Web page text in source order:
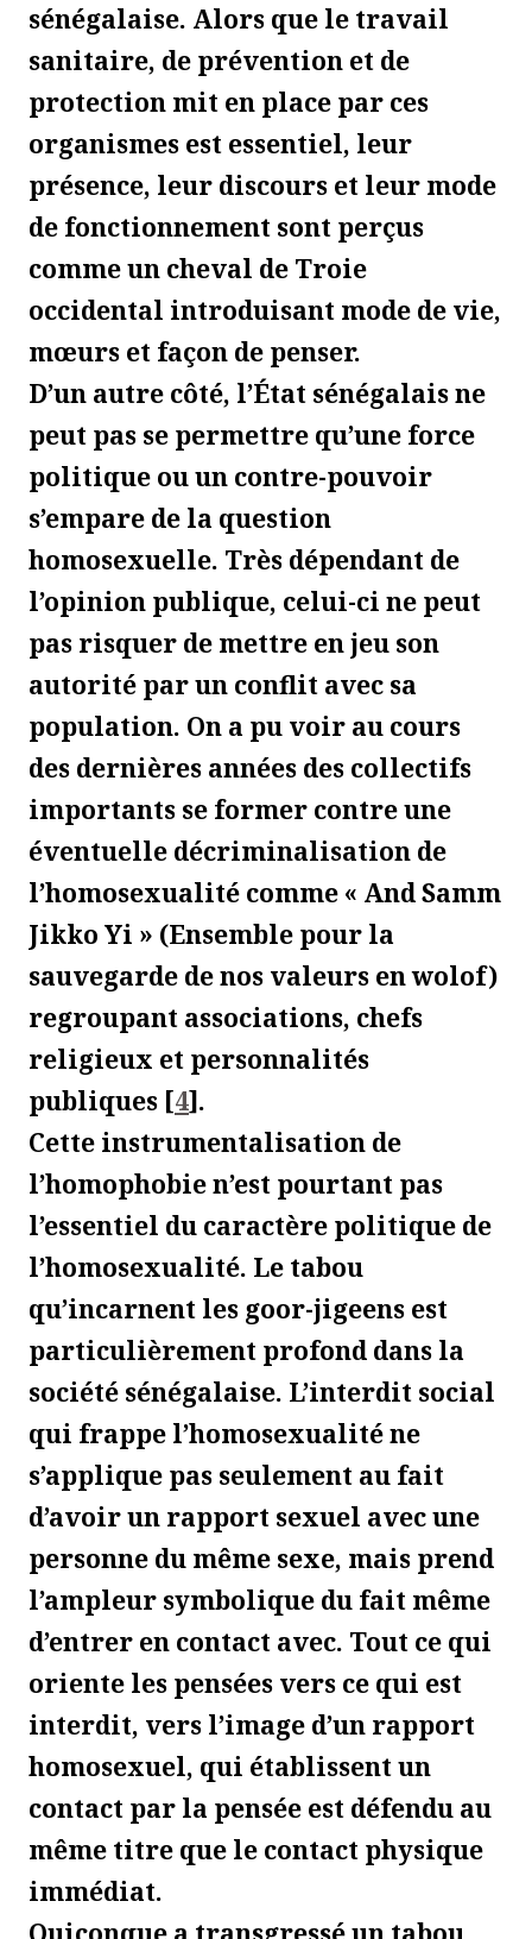
sénégalaise. Alors que le travail
sanitaire, de prévention et de
protection mit en place par ces
organismes est essentiel, leur
présence, leur discours et leur mode
de fonctionnement sont perçus
comme un cheval de Troie
occidental introduisant mode de vie,
mœurs et façon de penser.
D’un autre côté, l’État sénégalais ne
peut pas se permettre qu’une force
politique ou un contre-pouvoir
s’empare de la question
homosexuelle. Très dépendant de
l’opinion publique, celui-ci ne peut
pas risquer de mettre en jeu son
autorité par un conflit avec sa
population. On a pu voir au cours
des dernières années des collectifs
importants se former contre une
éventuelle décriminalisation de
l’homosexualité comme « And Samm
Jikko Yi » (Ensemble pour la
sauvegarde de nos valeurs en wolof)
regroupant associations, chefs
religieux et personnalités
publiques [4].
Cette instrumentalisation de
l’homophobie n’est pourtant pas
l’essentiel du caractère politique de
l’homosexualité. Le tabou
qu’incarnent les goor-jigeens est
particulièrement profond dans la
société sénégalaise. L’interdit social
qui frappe l’homosexualité ne
s’applique pas seulement au fait
d’avoir un rapport sexuel avec une
personne du même sexe, mais prend
l’ampleur symbolique du fait même
d’entrer en contact avec. Tout ce qui
oriente les pensées vers ce qui est
interdit, vers l’image d’un rapport
homosexuel, qui établissent un
contact par la pensée est défendu au
même titre que le contact physique
immédiat.